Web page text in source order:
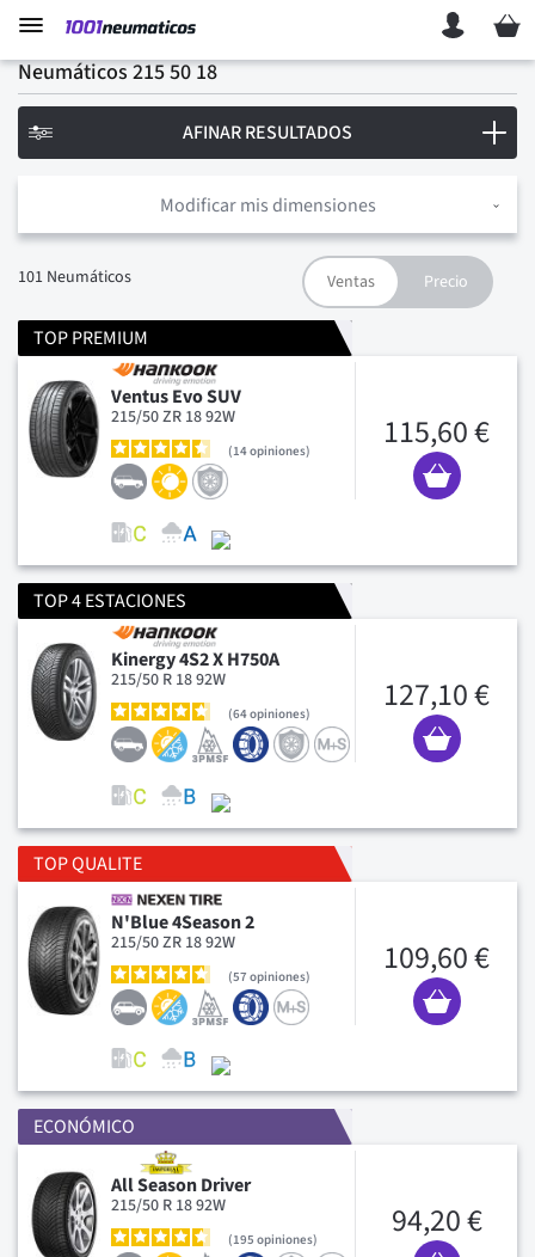
Mi
Neumáticos 215 50 18
Modificar mis dimensiones
101 Neumáticos
TOP PREMIUM
Ventus Evo SUV
215/50 ZR 18 92W
14opiniones 115,60 €
TOP 4 ESTACIONES
Kinergy 4S2 X H750A
215/50 R 18 92W
64opiniones 127,10 €
TOP QUALITE
N'Blue 4Season 2
215/50 ZR 18 92W
57 opiniones 109,60 €
ECONÓMICO
All Season Driver
215/50 R 18 92W
195 opiniones 94,20 €
AFINAR RESULTADOS